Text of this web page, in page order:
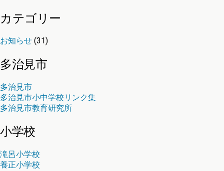
カテゴリー
お知らせ (31)
多治見市
多治見市
多治見市小中学校リンク集
多治見市教育研究所
小学校
滝呂小学校
養正小学校